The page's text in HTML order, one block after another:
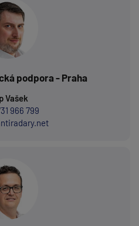
podpora - Praha
Vašek
966 799